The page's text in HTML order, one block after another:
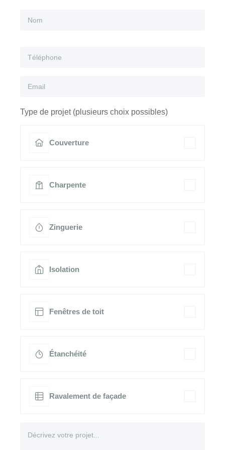
Type de projet (plusieurs choix possibles)
Couverture
Charpente
Zinguerie
Isolation
Fenêtres de toit
Étanchéité
Ravalement de façade